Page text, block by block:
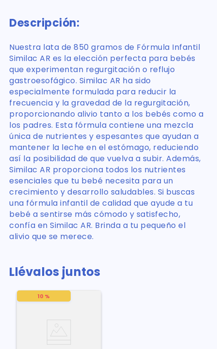
Descripción:
Nuestra lata de 850 gramos de Fórmula Infantil
Similac AR es la elección perfecta para bebés
que experimentan regurgitación o reflujo
gastroesofágico. Similac AR ha sido
especialmente formulada para reducir la
frecuencia y la gravedad de la regurgitación,
proporcionando alivio tanto a los bebés como a
los padres. Esta fórmula contiene una mezcla
única de nutrientes y espesantes que ayudan a
mantener la leche en el estómago, reduciendo
así la posibilidad de que vuelva a subir. Además,
Similac AR proporciona todos los nutrientes
esenciales que tu bebé necesita para un
crecimiento y desarrollo saludables. Si buscas
una fórmula infantil de calidad que ayude a tu
bebé a sentirse más cómodo y satisfecho,
confía en Similac AR. Brinda a tu pequeño el
alivio que se merece.
Llévalos juntos
10 %